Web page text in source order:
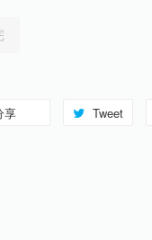
享 Tweet